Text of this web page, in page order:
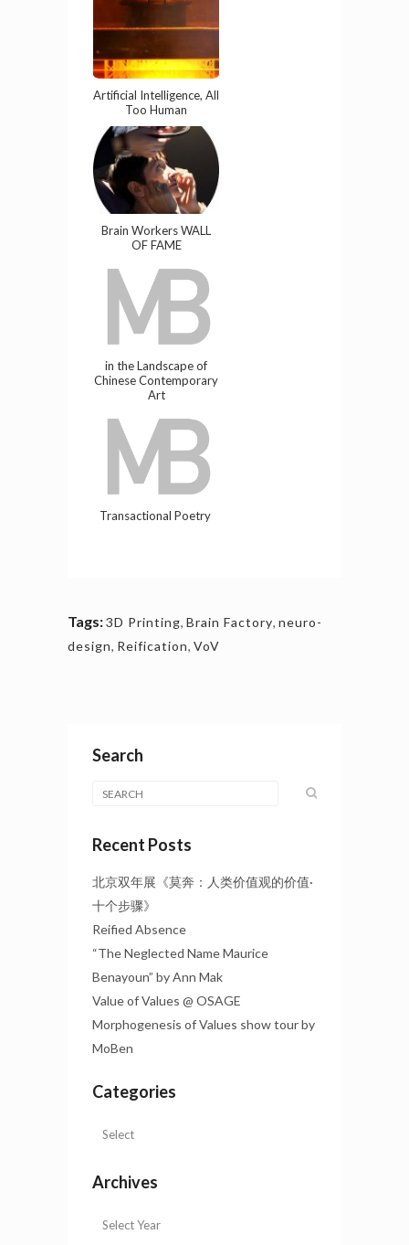
Artificial Intelligence, All
Too Human
Brain Workers WALL
OF FAME
in the Landscape of
Chinese Contemporary
Art
Transactional Poetry
Tags:3D Printing, Brain Factory, neuro-
design, Reification, VoV
Search
Recent Posts
北京双年展《莫奔：人类价值观的价值·
十个步骤》
Reified Absence
“The Neglected Name Maurice
Benayoun” by Ann Mak
Value of Values @ OSAGE
Morphogenesis of Values show tour by
MoBen
Categories
Archives